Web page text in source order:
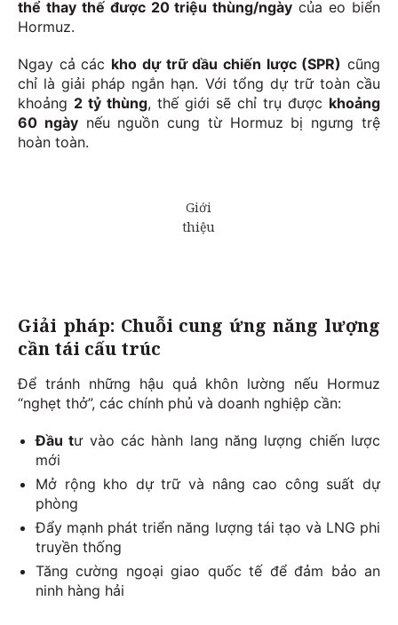
thể thay thế được 20 triệu thùng/ngày của eo biển
Hormuz.
Ngay cả các kho dự trữ dầu chiến lược (SPR) cũng
chỉ là giải pháp ngắn hạn. Với tổng dự trữ toàn cầu
khoảng 2 tỷ thùng, thế giới sẽ chỉ trụ được khoảng
60 ngàynếu nguồn cung từ Hormuz bị ngưng trệ
hoàn toàn.
Giải pháp: Chuỗi cung ứng năng lượng
cần tái cấu trúc
Để tránh những hậu quả khôn lường nếu Hormuz
“nghẹt thở”, các chính phủ và doanh nghiệp cần:
Đầu tư vào các hành lang năng lượng chiến lược
mới
Mở rộng kho dự trữ và nâng cao công suất dự
phòng
Đẩy mạnh phát triển năng lượng tái tạo và LNG phi
truyền thống
Tăng cường ngoại giao quốc tế để đảm bảo an
ninh hàng hải